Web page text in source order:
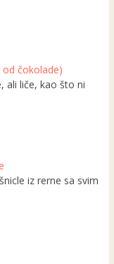
od čokolade)
ali liče, kao što ni
iz rerne sa svim